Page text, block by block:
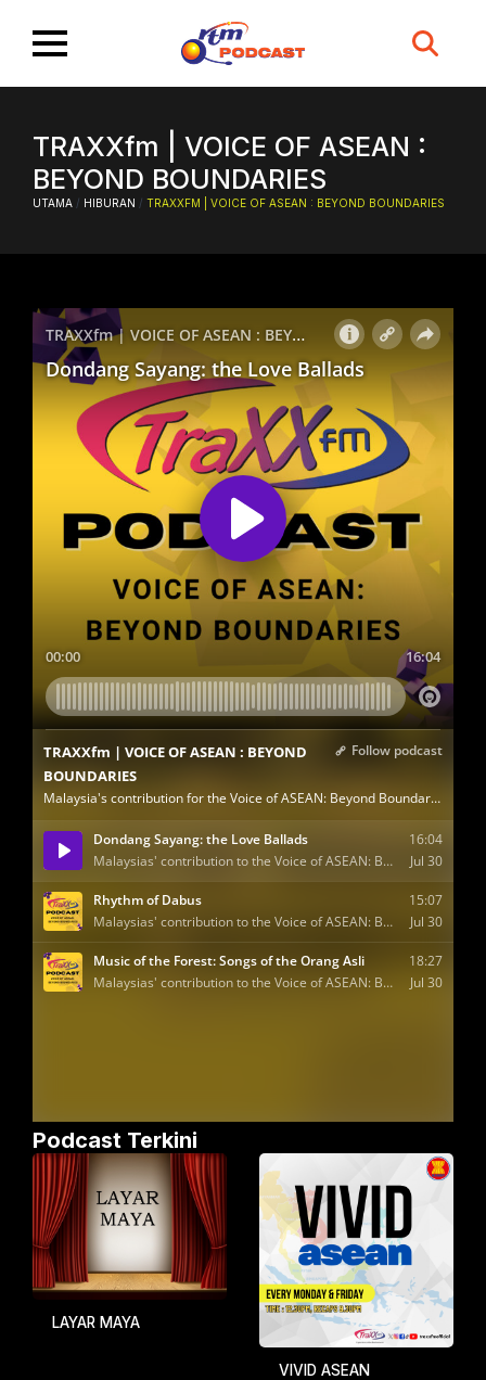
Search
TRAXXfm | VOICE OF ASEAN :
BEYOND BOUNDARIES
UTAMA / HIBURAN / TRAXXFM | VOICE OF ASEAN : BEYOND BOUNDARIES
Podcast Terkini
LAYAR MAYA
VIVID ASEAN